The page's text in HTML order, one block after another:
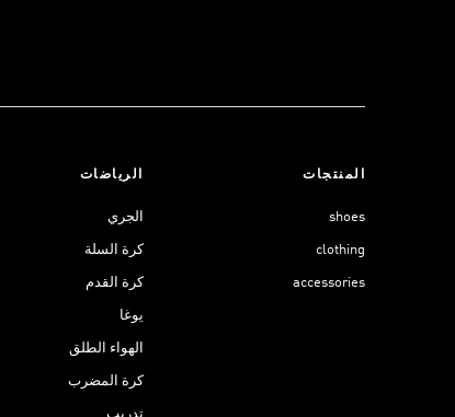
المنتجات
shoes
clothing
accessories
الرياضات
الجري
كرة السلة
كرة القدم
يوغا
الهواء الطلق
كرة المضرب